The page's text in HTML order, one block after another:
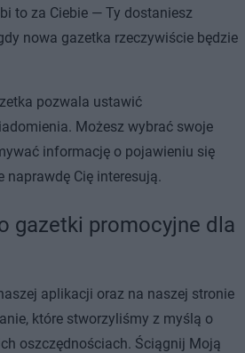
to za Ciebie — Ty dostaniesz
nowa gazetka rzeczywiście będzie
pozwala ustawić
Możesz wybrać swoje
informację o pojawieniu się
naprawdę Cię interesują.
gazetki promocyjne dla
aplikacji oraz na naszej stronie
które stworzyliśmy z myślą o
oszczędnościach. Ściągnij Moją